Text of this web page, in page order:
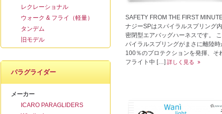
レクレーショナル
ウォーク & フライ（軽量）
タンデム
旧モデル
パラグライダー
メーカー
ICARO PARAGLIDERS
SAFETY FROM THE FIRST
ナジーSPはスパイラルスプリング
密閉型エアバッグハーネスです。
パイラルスプリングがまさに離陸時
100％のプロテクションを発揮、そ
フライト中 […] 詳しく見る